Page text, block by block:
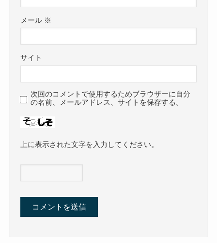
メール ※
サイト
次回のコメントで使用するためブラウザーに自分
の名前、メールアドレス、サイトを保存する。
上に表示された文字を入力してください。